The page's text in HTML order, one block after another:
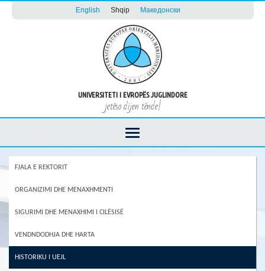
English Shqip Македонски
UNIVERSITETI I EVROPËS JUGLINDORE
jetëso dijen tënde!
FJALA E REKTORIT
ORGANIZIMI DHE MENAXHMENTI
SIGURIMI DHE MENAXHIMI I CILËSISË
VENDNDODHJA DHE HARTA
HISTORIKU I UEJL